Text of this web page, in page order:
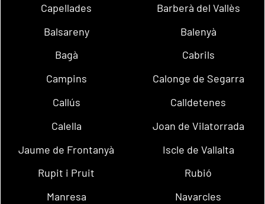
Capellades
Barberà del Vallès
Balsareny
Balenyà
Bagà
Cabrils
Campins
Calonge de Segarra
Callús
Calldetenes
Calella
Joan de Vilatorrada
Jaume de Frontanyà
Iscle de Vallalta
Rupit i Pruit
Rubió
Manresa
Navarcles